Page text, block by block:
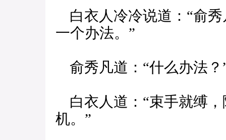
白衣人冷冷说道：“俞
一个办法。”
俞秀凡道：“什么办法？
白衣人道：“束手就缚
机。”